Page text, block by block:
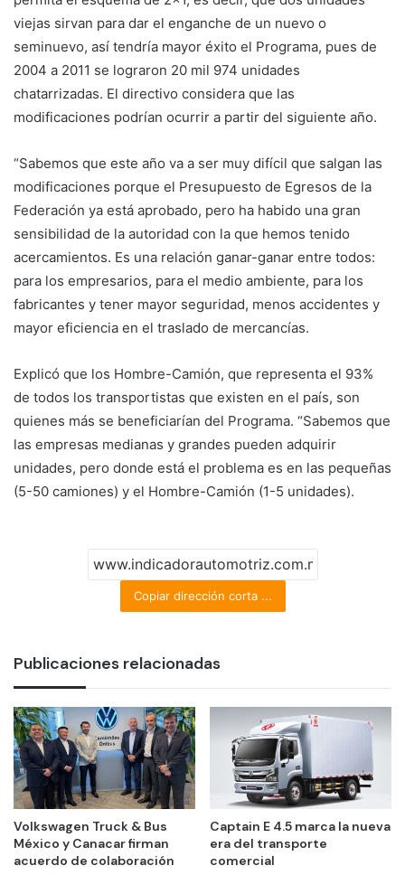
viejas sirvan para dar el enganche de un nuevo o
seminuevo, así tendría mayor éxito el Programa, pues de
2004 a 2011 se lograron 20 mil 974 unidades
chatarrizadas. El directivo considera que las
modificaciones podrían ocurrir a partir del siguiente año.
“Sabemos que este año va a ser muy difícil que salgan las
modificaciones porque el Presupuesto de Egresos de la
Federación ya está aprobado, pero ha habido una gran
sensibilidad de la autoridad con la que hemos tenido
acercamientos. Es una relación ganar-ganar entre todos:
para los empresarios, para el medio ambiente, para los
fabricantes y tener mayor seguridad, menos accidentes y
mayor eficiencia en el traslado de mercancías.
Explicó que los Hombre-Camión, que representa el 93%
de todos los transportistas que existen en el país, son
quienes más se beneficiarían del Programa. “Sabemos que
las empresas medianas y grandes pueden adquirir
unidades, pero donde está el problema es en las pequeñas
(5-50 camiones) y el Hombre-Camión (1-5 unidades).
Copiar dirección corta ...
Publicaciones relacionadas
Volkswagen Truck & Bus
México y Canacar firman
acuerdo de colaboración
Captain E 4.5 marca la nueva
era del transporte
comercial